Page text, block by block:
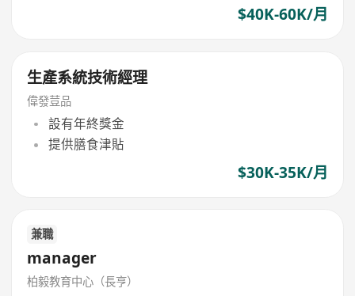
$40K-60K/月
生產系統技術經理
偉發荳品
設有年終獎金
提供膳食津貼
$30K-35K/月
兼職
manager
柏毅教育中心（長亨）